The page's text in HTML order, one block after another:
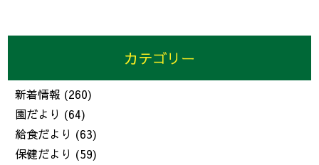
カテゴリー
新着情報 (260)
園だより (64)
給食だより (63)
保健だより (59)